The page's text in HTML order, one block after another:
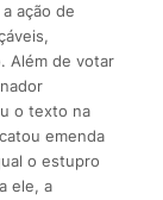
ação de
Além de votar
o texto na
emenda
o estupro
ele, a